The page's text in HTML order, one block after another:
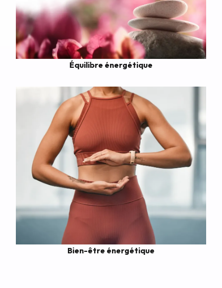
Équilibre énergétique
Bien-être énergétique